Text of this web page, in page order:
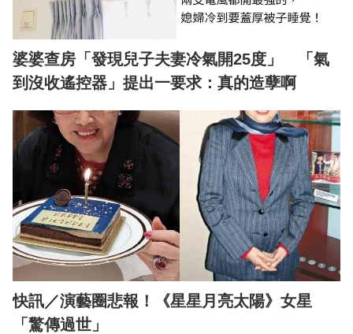
婆婆查房「發現兒子夫妻冷氣開25度」 「氣
到沒收遙控器」提出一要求：真的造孽啊
快訊／演藝圈悲報！《星星月亮太陽》女星
「驚傳過世」